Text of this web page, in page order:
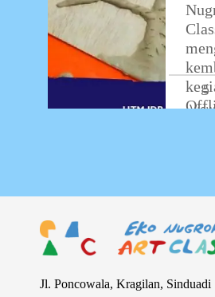
di
5
Jl. Poncowala, Kragilan, Sinduadi